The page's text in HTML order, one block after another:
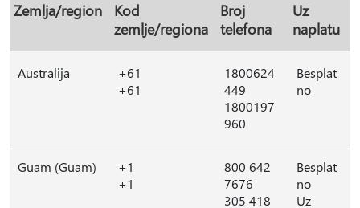
Zemlja/region
Kod
zemlje/regiona
Broj
telefona
Uz
naplatu
Australija
+61
+61
1800624
449
1800197
960
Besplat
no
Guam (Guam)
+1
+1
800 642
7676
305 418
Besplat
no
Uz